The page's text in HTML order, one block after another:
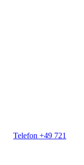
Telefon +49 721